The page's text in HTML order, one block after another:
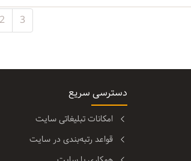
2 3
دسترسی سریع
امکانات تبلیغاتی سایت
قواعد رتبه‌بندی در سایت